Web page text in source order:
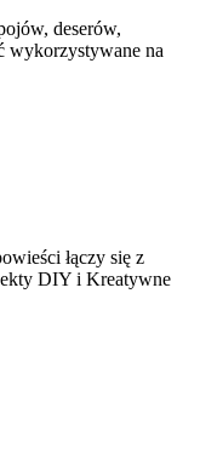
deserów,
wykorzystywane na
łączy się z
DIY i Kreatywne